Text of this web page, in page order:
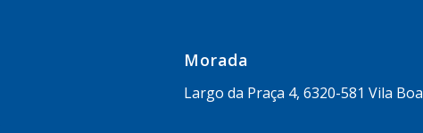
Morada
Largo da Praça 4, 6320-581 Vila Boa